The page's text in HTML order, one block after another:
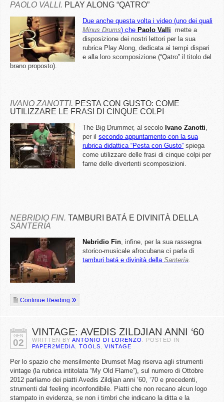
PAOLO VALLI. PLAY ALONG “QATRO”
Due anche questa volta i video (uno dei quali
Minus Drums) che Paolo Valli mette a
disposizione dei nostri lettori per la sua
rubrica Play Along, dedicata ai tempi dispari
e alla loro scomposizione (“Qatro” il titolo del
brano proposto).
IVANO ZANOTTI. PESTA CON GUSTO: COME
UTILIZZARE LE FRASI DI CINQUE COLPI
The Big Drummer, al secolo Ivano Zanotti,
per il secondo appuntamento con la sua
rubrica didattica “Pesta con Gusto” spiega
come utilizzare delle frasi di cinque colpi per
farne delle divertenti scomposizioni.
NEBRIDIO FIN. TAMBURI BATÁ E DIVINITÀ DELLA
SANTERÍA
Nebridio Fin, infine, per la sua rassegna
storico-musicale afrocubana ci parla di
tamburi batá e divinità della Santería.
Continue Reading
GEN
02
VINTAGE: AVEDIS ZILDJIAN ANNI ‘60
WRITTEN BY ANTONIO DI LORENZO
. POSTED IN
PAPER2MEDIA
TOOLS VINTAGE
Per lo spazio che mensilmente Drumset Mag riserva agli strumenti
vintage (la rubrica intitolata “My Old Flame”), sul numero di Ottobre
2012 parliamo dei piatti Avedis Zildjian anni ’60, ‘70 e precedenti,
strumenti dal feeling inconfondibile. Piatti che non recano alcun logo
stampato in evidenza, se non i timbri che indicano la ditta e la